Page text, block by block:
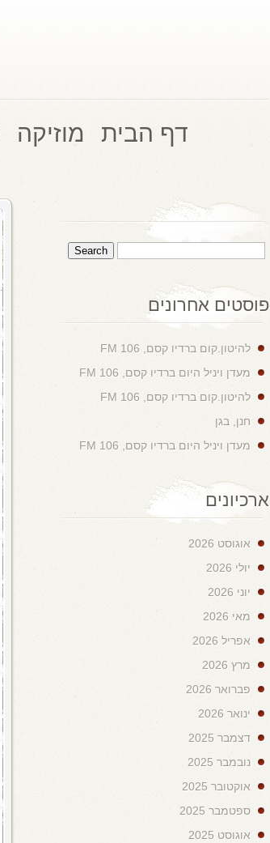
דף הבית מוזיקה
פוסטים אחרונים
להיטון.קום ברדיו קסם, 106 FM
מעדן ויניל היום ברדיו קסם, 106 FM
להיטון.קום ברדיו קסם, 106 FM
חנן, בגן
מעדן ויניל היום ברדיו קסם, 106 FM
ארכיונים
אוגוסט 2026
יולי 2026
יוני 2026
מאי 2026
אפריל 2026
מרץ 2026
פברואר 2026
ינואר 2026
דצמבר 2025
נובמבר 2025
אוקטובר 2025
ספטמבר 2025
אוגוסט 2025